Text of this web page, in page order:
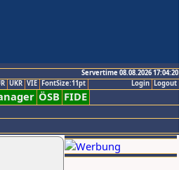
Servertime 08.08.2026 17:04:20
Logout
Login
UKR VIE FontSize:11pt
ÖSB FIDE